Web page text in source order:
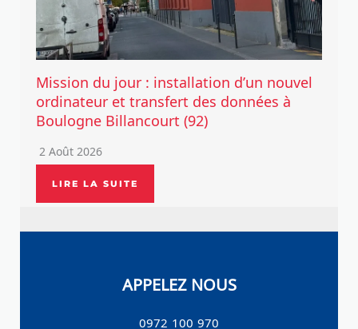
Mission du jour : installation d’un nouvel
ordinateur et transfert des données à
Boulogne Billancourt (92)
2 Août 2026
LIRE LA SUITE
APPELEZ NOUS
0972 100 970